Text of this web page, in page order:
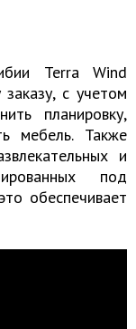
Terra Wind
с учетом
планировку,
мебель. Также
и
под
обеспечивает